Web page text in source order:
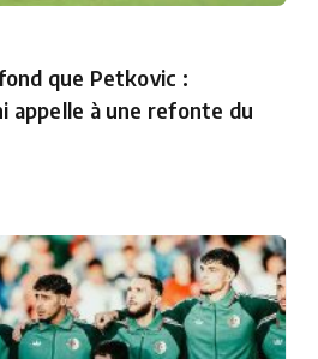
que Petkovic :
appelle à une refonte du